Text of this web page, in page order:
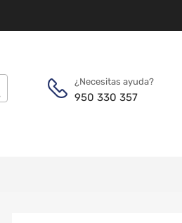
¿Necesitas ayuda?
950 330 357